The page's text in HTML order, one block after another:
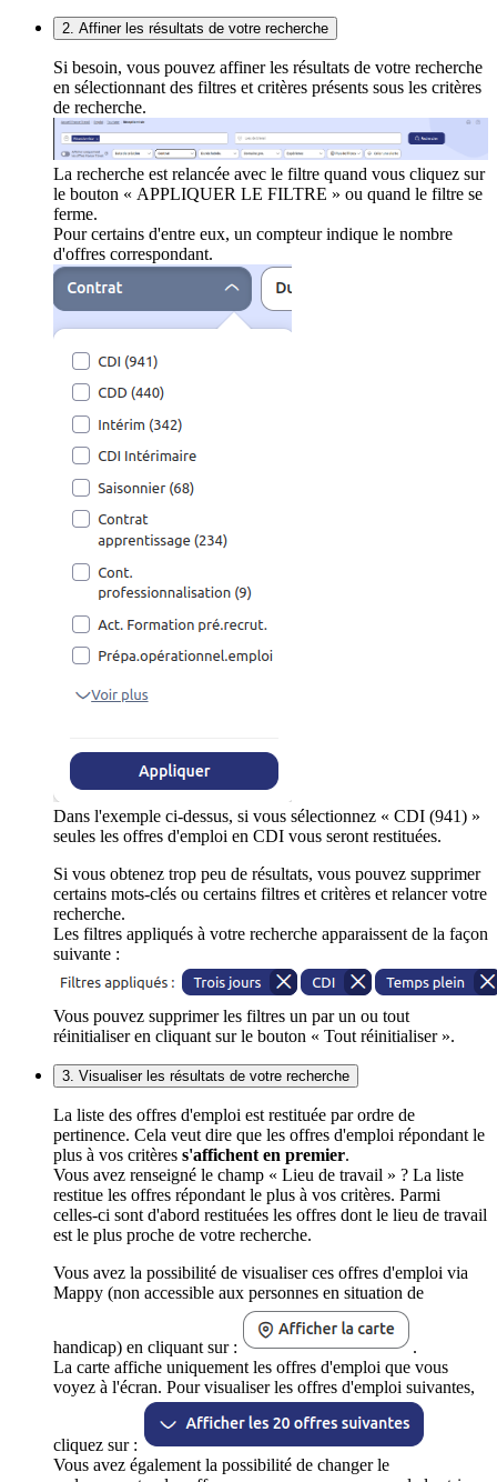
2. Affiner les résultats de votre recherche
Si besoin, vous pouvez affiner les résultats de votre recherche
en sélectionnant des filtres et critères présents sous les critères
de recherche.
La recherche est relancée avec le filtre quand vous cliquez sur
le bouton « APPLIQUER LE FILTRE » ou quand le filtre se
ferme.
Pour certains d'entre eux, un compteur indique le nombre
d'offres correspondant.
Dans l'exemple ci-dessus, si vous sélectionnez « CDI (941) »
seules les offres d'emploi en CDI vous seront restituées.
Si vous obtenez trop peu de résultats, vous pouvez supprimer
certains mots-clés ou certains filtres et critères et relancer votre
recherche.
Les filtres appliqués à votre recherche apparaissent de la façon
suivante :
Vous pouvez supprimer les filtres un par un ou tout
réinitialiser en cliquant sur le bouton « Tout réinitialiser ».
3. Visualiser les résultats de votre recherche
La liste des offres d'emploi est restituée par ordre de
pertinence. Cela veut dire que les offres d'emploi répondant le
plus à vos critères s'affichent en premier.
Vous avez renseigné le champ « Lieu de travail » ? La liste
restitue les offres répondant le plus à vos critères. Parmi
celles-ci sont d'abord restituées les offres dont le lieu de travail
est le plus proche de votre recherche.
Vous avez la possibilité de visualiser ces offres d'emploi via
Mappy (non accessible aux personnes en situation de
handicap) en cliquant sur :
.
La carte affiche uniquement les offres d'emploi que vous
voyez à l'écran. Pour visualiser les offres d'emploi suivantes,
cliquez sur :
Vous avez également la possibilité de changer le